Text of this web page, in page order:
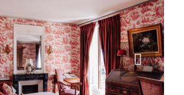
Next